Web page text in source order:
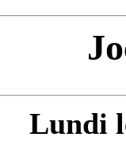
Lundi